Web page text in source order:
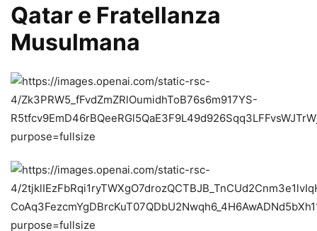
Qatar e Fratellanza
Musulmana